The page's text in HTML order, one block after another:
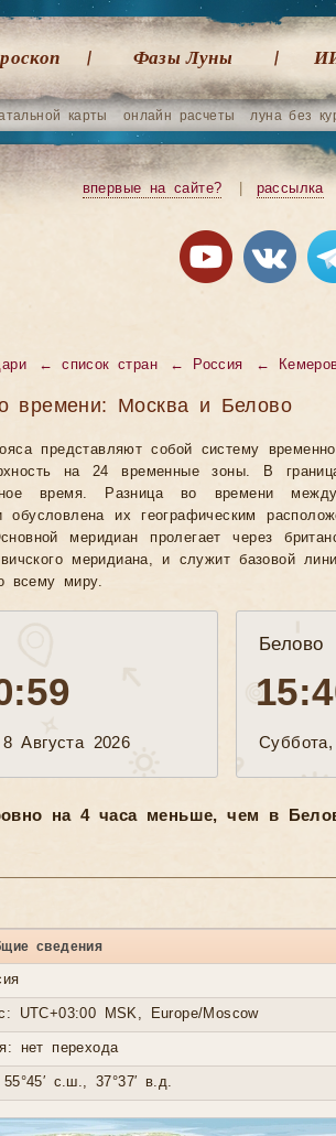
Фазы Луны
карты онлайн расчеты луна без
впервые на сайте? рассылка
←список стран ← Россия ←
времени: Москва и Белово
представляют собой систему
на 24 временные зоны. В
время. Разница во времени
обусловлена их географическим
меридиан пролегает через
меридиана, и служит базовой
всему миру.
Августа 2026
Белово
на 4 часа меньше, чем в
сведения
UTC+03:00 MSK, Europe/Moscow
нет перехода
с.ш., 37°37′ в.д.